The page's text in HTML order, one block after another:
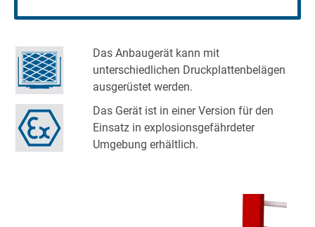
Das Anbaugerät kann mit
unterschiedlichen Druckplattenbelägen
ausgerüstet werden.
Das Gerät ist in einer Version für den
Einsatz in explosionsgefährdeter
Umgebung erhältlich.